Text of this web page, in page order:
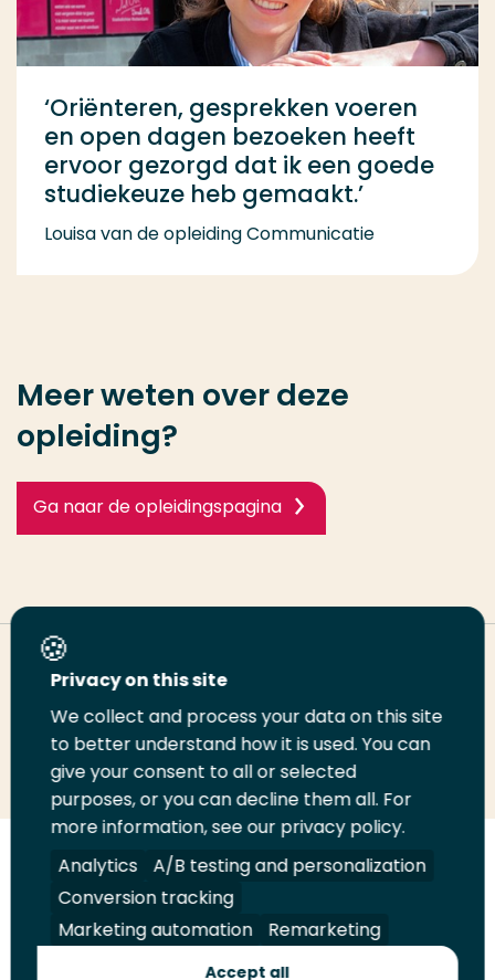
‘Oriënteren, gesprekken voeren
en open dagen bezoeken heeft
ervoor gezorgd dat ik een goede
studiekeuze heb gemaakt.’
Louisa van de opleiding Communicatie
Meer weten over deze
opleiding?
Ga naar de opleidingspagina
Deel deze pagina
Deel
LinkedIn
Deel
op
Twitter
Deel
op
Facebook
Email
deze
pagina
Print
deze
pagina
Volg
ons
op
LinkedIn
Volg
ons
op
Facebook
Volg
ons
op
YouTube
Volg
ons
op
Instagram
Juridisch Security A-Z Index
Contact
Privacy on this site
We collect and process your data on this site
to better understand how it is used. You can
give your consent to all or selected
purposes, or you can decline them all. For
more information, see our privacy policy.
Analytics
A/B testing and personalization
Conversion tracking
Marketing automation
Remarketing
Accept all